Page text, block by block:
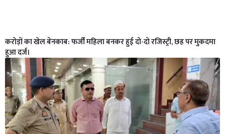
करोड़ों का खेल बेनकाब: फर्जी महिला बनकर हुई दो-दो रजिस्ट्री, छह पर मुकदमा
हुआ दर्ज।